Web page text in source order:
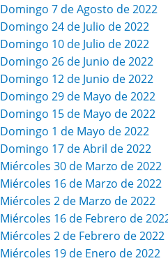
Domingo 7 de Agosto de 2022
Domingo 24 de Julio de 2022
Domingo 10 de Julio de 2022
Domingo 26 de Junio de 2022
Domingo 12 de Junio de 2022
Domingo 29 de Mayo de 2022
Domingo 15 de Mayo de 2022
Domingo 1 de Mayo de 2022
Domingo 17 de Abril de 2022
Miércoles 30 de Marzo de 2022
Miércoles 16 de Marzo de 2022
Miércoles 2 de Marzo de 2022
Miércoles 16 de Febrero de
Miércoles 2 de Febrero de 2022
Miércoles 19 de Enero de 2022